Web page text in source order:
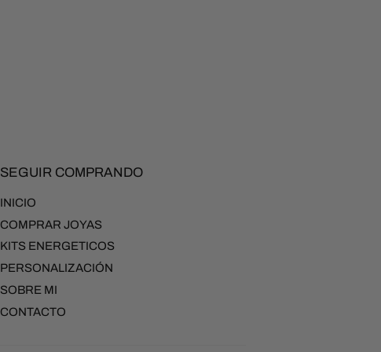
SEGUIR COMPRANDO
INICIO
COMPRAR JOYAS
KITS ENERGETICOS
PERSONALIZACIÓN
SOBRE MI
CONTACTO